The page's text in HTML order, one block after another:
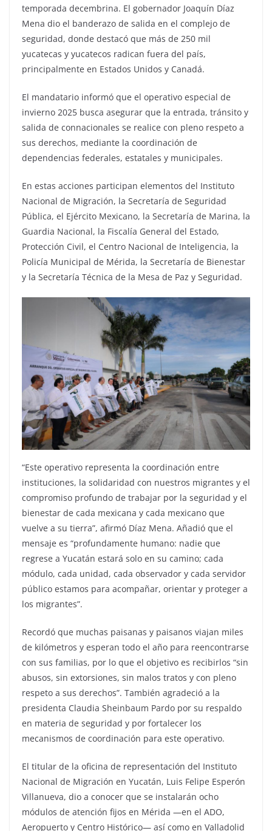
temporada decembrina. El gobernador Joaquín Díaz
Mena dio el banderazo de salida en el complejo de
seguridad, donde destacó que más de 250 mil
yucatecas y yucatecos radican fuera del país,
principalmente en Estados Unidos y Canadá.
El mandatario informó que el operativo especial de
invierno 2025 busca asegurar que la entrada, tránsito y
salida de connacionales se realice con pleno respeto a
sus derechos, mediante la coordinación de
dependencias federales, estatales y municipales.
En estas acciones participan elementos del Instituto
Nacional de Migración, la Secretaría de Seguridad
Pública, el Ejército Mexicano, la Secretaría de Marina, la
Guardia Nacional, la Fiscalía General del Estado,
Protección Civil, el Centro Nacional de Inteligencia, la
Policía Municipal de Mérida, la Secretaría de Bienestar
y la Secretaría Técnica de la Mesa de Paz y Seguridad.
“Este operativo representa la coordinación entre
instituciones, la solidaridad con nuestros migrantes y el
compromiso profundo de trabajar por la seguridad y el
bienestar de cada mexicana y cada mexicano que
vuelve a su tierra”, afirmó Díaz Mena. Añadió que el
mensaje es “profundamente humano: nadie que
regrese a Yucatán estará solo en su camino; cada
módulo, cada unidad, cada observador y cada servidor
público estamos para acompañar, orientar y proteger a
los migrantes”.
Recordó que muchas paisanas y paisanos viajan miles
de kilómetros y esperan todo el año para reencontrarse
con sus familias, por lo que el objetivo es recibirlos “sin
abusos, sin extorsiones, sin malos tratos y con pleno
respeto a sus derechos”. También agradeció a la
presidenta Claudia Sheinbaum Pardo por su respaldo
en materia de seguridad y por fortalecer los
mecanismos de coordinación para este operativo.
El titular de la oficina de representación del Instituto
Nacional de Migración en Yucatán, Luis Felipe Esperón
Villanueva, dio a conocer que se instalarán ocho
módulos de atención fijos en Mérida —en el ADO,
Aeropuerto y Centro Histórico— así como en Valladolid